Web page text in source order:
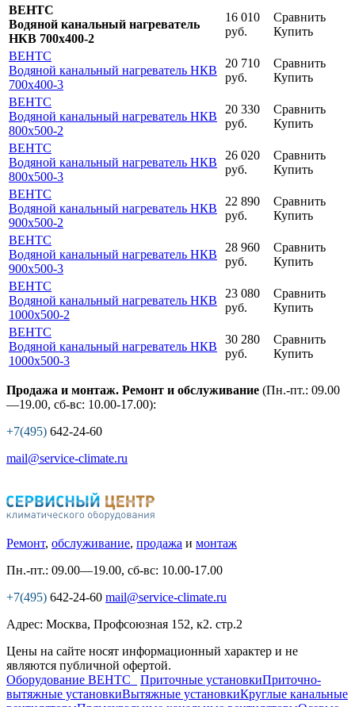
ВЕНТС
Водяной канальный нагреватель
НКВ 700x400-2
16 010
руб.
Сравнить
Купить
ВЕНТС
Водяной канальный нагреватель НКВ
700x400-3
20 710
руб.
Сравнить
Купить
ВЕНТС
Водяной канальный нагреватель НКВ
800x500-2
20 330
руб.
Сравнить
Купить
ВЕНТС
Водяной канальный нагреватель НКВ
800x500-3
26 020
руб.
Сравнить
Купить
ВЕНТС
Водяной канальный нагреватель НКВ
900x500-2
22 890
руб.
Сравнить
Купить
ВЕНТС
Водяной канальный нагреватель НКВ
900x500-3
28 960
руб.
Сравнить
Купить
ВЕНТС
Водяной канальный нагреватель НКВ
1000x500-2
23 080
руб.
Сравнить
Купить
ВЕНТС
Водяной канальный нагреватель НКВ
1000x500-3
30 280
руб.
Сравнить
Купить
Продажа и монтаж. Ремонт и обслуживание (Пн.-пт.: 09.00
—19.00, сб-вс: 10.00-17.00):
+7(495) 642-24-60
mail@service-climate.ru
Ремонт, обслуживание, продажа и монтаж
Пн.-пт.: 09.00—19.00, сб-вс: 10.00-17.00
+7(495) 642-24-60 mail@service-climate.ru
Адрес: Москва, Профсоюзная 152, к2. стр.2
Цены на сайте носят информационный характер и не
являются публичной офертой.
Оборудование ВЕНТС
Приточные установкиПриточно-
вытяжные установкиВытяжные установкиКруглые канальные